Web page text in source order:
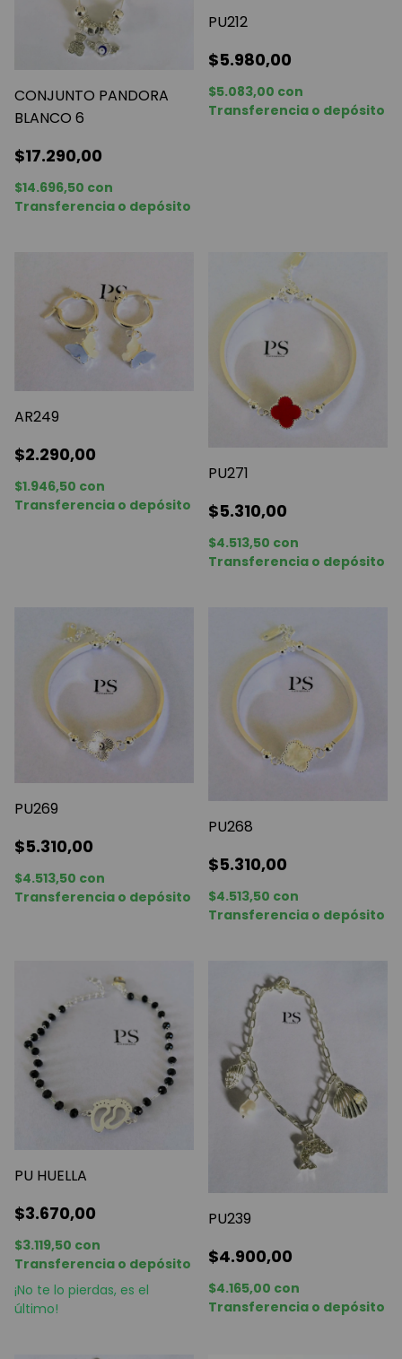
CONJUNTO PANDORA
BLANCO 6
$17.290,00
$14.696,50 con
Transferencia o depósito
PU212
$5.980,00
$5.083,00 con
Transferencia o depósito
AR249
$2.290,00
$1.946,50 con
Transferencia o depósito
PU271
$5.310,00
$4.513,50 con
Transferencia o depósito
PU269
$5.310,00
$4.513,50 con
Transferencia o depósito
PU268
$5.310,00
$4.513,50 con
Transferencia o depósito
PU HUELLA
$3.670,00
$3.119,50 con
Transferencia o depósito
¡No te lo pierdas, es el
último!
PU239
$4.900,00
$4.165,00 con
Transferencia o depósito